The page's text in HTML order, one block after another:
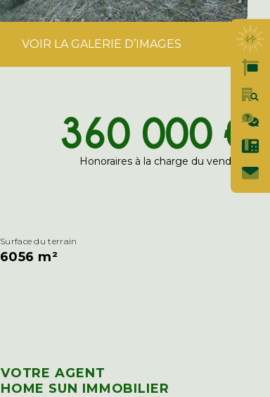
VOIR LA GALERIE D’IMAGES
360 000 €
Honoraires à la charge du vendeur
Surface du terrain
6056 m²
VOTRE AGENT
HOME SUN IMMOBILIER